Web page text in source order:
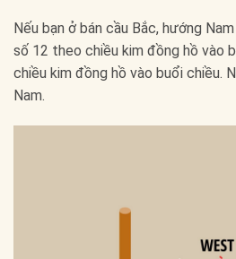
Nếu bạn ở bán cầu Bắc, hướng
số 12 theo chiều kim đồng hồ vào
chiều kim đồng hồ vào buổi chiều.
Nam.